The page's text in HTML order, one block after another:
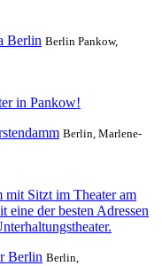
Berlin Berlin Pankow,
in Pankow!
Berlin, Marlene-
Sitzt im Theater am
eine der besten Adressen
Berlin Berlin,